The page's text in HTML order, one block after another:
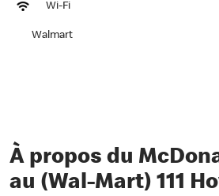
Wi-Fi
Walmart
À propos du
au (Wal-Mart) 111